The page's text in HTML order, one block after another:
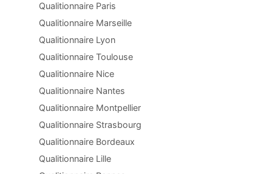
Qualitionnaire Paris
Qualitionnaire Marseille
Qualitionnaire Lyon
Qualitionnaire Toulouse
Qualitionnaire Nice
Qualitionnaire Nantes
Qualitionnaire Montpellier
Qualitionnaire Strasbourg
Qualitionnaire Bordeaux
Qualitionnaire Lille